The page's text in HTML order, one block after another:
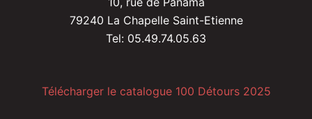
79240 La Chapelle Saint-Etienne
Tel: 05.49.74.05.63
Télécharger le catalogue 100 Détours 2025